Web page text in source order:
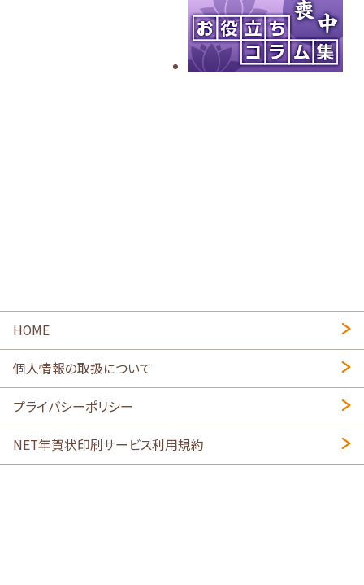
HOME
個人情報の取扱について
プライバシーポリシー
NET年賀状印刷サービス利用規約